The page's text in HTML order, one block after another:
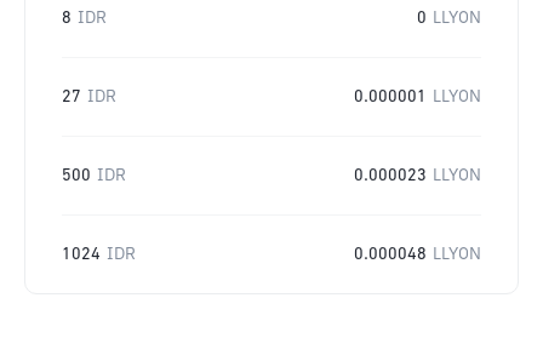
8 IDR 0 LLYON
27 IDR 0.000001 LLYON
500 IDR 0.000023 LLYON
1024 IDR 0.000048 LLYON